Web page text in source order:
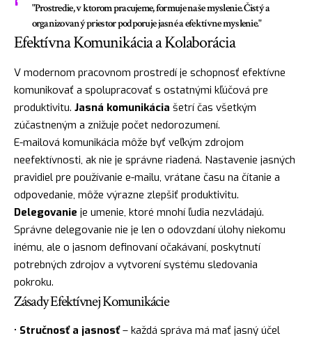
"Prostredie, v ktorom pracujeme, formuje naše myslenie. Čistý a
organizovaný priestor podporuje jasné a efektívne myslenie."
Efektívna Komunikácia a Kolaborácia
V modernom pracovnom prostredí je schopnosť efektívne
komunikovať a spolupracovať s ostatnými kľúčová pre
produktivitu. Jasná komunikácia šetrí čas všetkým
zúčastneným a znižuje počet nedorozumení.
E-mailová komunikácia môže byť veľkým zdrojom
neefektívnosti, ak nie je správne riadená. Nastavenie jasných
pravidiel pre používanie e-mailu, vrátane času na čítanie a
odpovedanie, môže výrazne zlepšiť produktivitu.
Delegovanie je umenie, ktoré mnohí ľudia nezvládajú.
Správne delegovanie nie je len o odovzdaní úlohy niekomu
inému, ale o jasnom definovaní očakávaní, poskytnutí
potrebných zdrojov a vytvorení systému sledovania
pokroku.
Zásady Efektívnej Komunikácie
• Stručnosť a jasnosť– každá správa má mať jasný účel